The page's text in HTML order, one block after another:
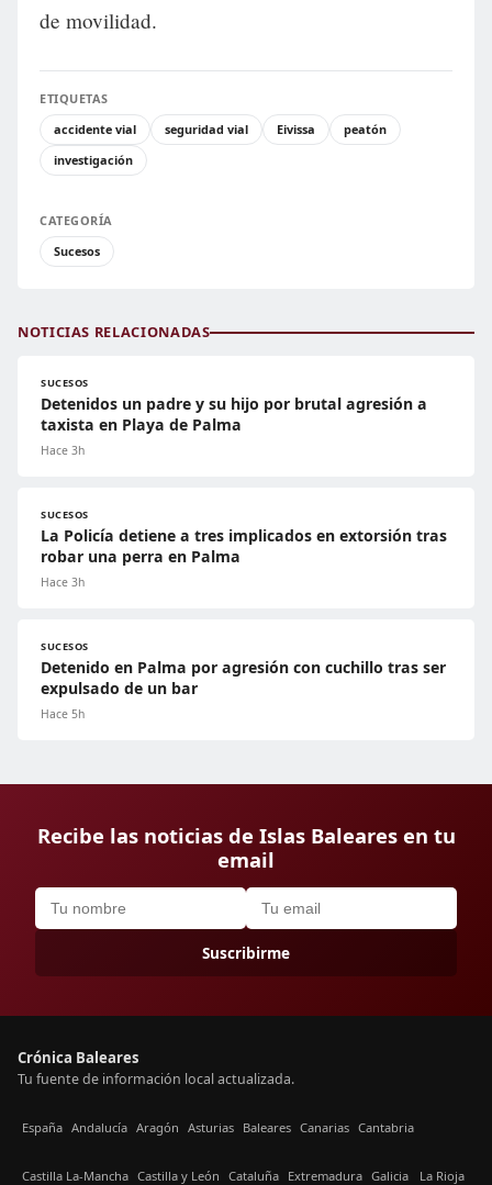
de movilidad.
ETIQUETAS
accidente vial
seguridad vial Eivissa
peatón
investigación
CATEGORÍA
Sucesos
NOTICIAS RELACIONADAS
SUCESOS
Detenidos un padre y su hijo por brutal agresión a
taxista en Playa de Palma
Hace 3h
SUCESOS
La Policía detiene a tres implicados en extorsión tras
robar una perra en Palma
Hace 3h
SUCESOS
Detenido en Palma por agresión con cuchillo tras ser
expulsado de un bar
Hace 5h
Recibe las noticias de Islas Baleares en tu
email
Suscribirme
Crónica Baleares
Tu fuente de información local actualizada.
España Andalucía Aragón Asturias Baleares Canarias Cantabria
Castilla La-Mancha Castilla y León Cataluña Extremadura Galicia La Rioja